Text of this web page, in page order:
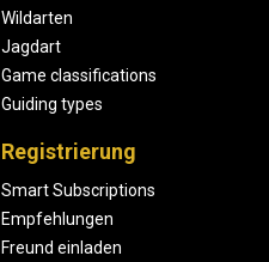
Wildarten
Jagdart
Game classifications
Guiding types
Registrierung
Smart Subscriptions
Empfehlungen
Freund einladen